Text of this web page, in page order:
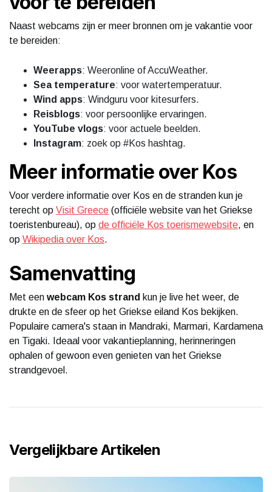
Naast webcams zijn er meer bronnen om je vakantie voor
te bereiden:
Weerapps: Weeronline of AccuWeather.
Sea temperature: voor watertemperatuur.
Wind apps: Windguru voor kitesurfers.
Reisblogs: voor persoonlijke ervaringen.
YouTube vlogs: voor actuele beelden.
Instagram: zoek op #Kos hashtag.
Meer informatie over Kos
Voor verdere informatie over Kos en de stranden kun je
terecht op Visit Greece (officiële website van het Griekse
toeristenbureau), op de officiële Kos toerismewebsite, en
op Wikipedia over Kos.
Samenvatting
Met een webcam Kos strand kun je live het weer, de
drukte en de sfeer op het Griekse eiland Kos bekijken.
Populaire camera's staan in Mandraki, Marmari, Kardamena
en Tigaki. Ideaal voor vakantieplanning, herinneringen
ophalen of gewoon even genieten van het Griekse
strandgevoel.
Vergelijkbare Artikelen